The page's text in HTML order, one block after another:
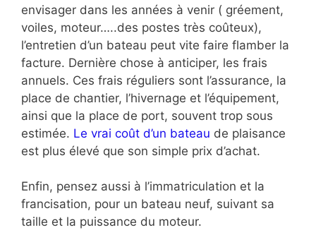
envisager dans les années à venir ( gréement,
voiles, moteur…..des postes très coûteux),
l’entretien d’un bateau peut vite faire flamber la
facture. Dernière chose à anticiper, les frais
annuels. Ces frais réguliers sont l’assurance, la
place de chantier, l’hivernage et l’équipement,
ainsi que la place de port, souvent trop sous
estimée. Le vrai coût d’un bateau de plaisance
est plus élevé que son simple prix d’achat.
Enfin, pensez aussi à l’immatriculation et la
francisation, pour un bateau neuf, suivant sa
taille et la puissance du moteur.